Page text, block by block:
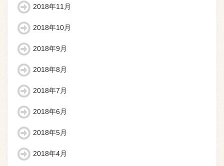
2018年11月
2018年10月
2018年9月
2018年8月
2018年7月
2018年6月
2018年5月
2018年4月